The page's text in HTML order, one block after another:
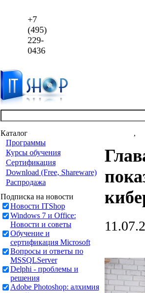
+7
(495)
229-
0436
Каталог
Программы
Курсы обучения
Сертификация
Download (Free, Shareware)
Распродажа
Подписка на новости
Новости ITShop
Windows 7 и Office:
Новости и советы
Обучение и
сертификация Microsoft
Вопросы и ответы по
MSSQLServer
Delphi - проблемы и
решения
Adobe Photoshop: алхимия
,